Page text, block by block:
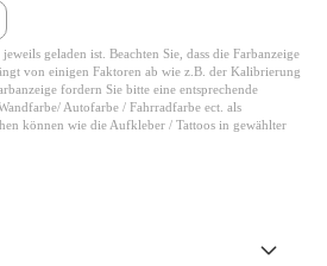
geladen ist. Beachten Sie, dass die Farbanzeige
von einigen Faktoren ab wie z.B. der Kalibrierung
fordern Sie bitte eine entsprechende
Autofarbe / Fahrradfarbe ect. als
können wie die Aufkleber / Tattoos in gewählter